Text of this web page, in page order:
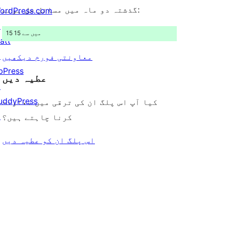
گذشتہ دو ماہ میں مسائل حل ہوئے:
15 میں سے 15
معاونتی فورم دیکھیں
عطیہ دیں
کیا آپ اس پلگ ان کی ترقی میں معاونت
کرنا چاہتے ہیں؟
اس پلگ ان کو عطیہ دیں